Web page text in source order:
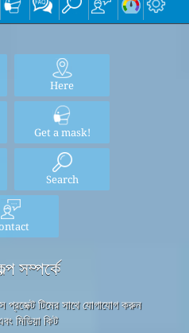
Here
Get a mask!
Search
সম্পর্কে
প্রজেক্ট টিমের সাথে যোগাযোগ করুন
মিডিয়া কিট